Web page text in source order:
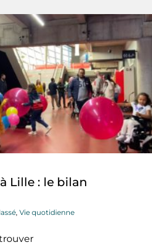
Lille : le bilan
, Vie quotidienne